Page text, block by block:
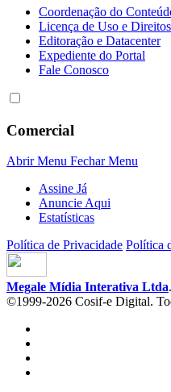
Coordenação do
Licença de Uso e Direitos
Editoração e Datacenter
Expediente do Portal
Fale Conosco
Comercial
Abrir Menu Fechar Menu
Assine Já
Anuncie Aqui
Estatísticas
Política de Privacidade Política
Megale Mídia Interativa Ltda
©1999-2026 Cosif-e Digital.